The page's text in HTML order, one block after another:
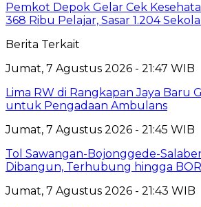
Pemkot Depok Gelar Cek
368 Ribu Pelajar, Sasar 1.204
Berita Terkait
Jumat, 7 Agustus 2026 - 21:47 WIB
Lima RW di Rangkapan Jaya Baru
untuk Pengadaan Ambulans
Jumat, 7 Agustus 2026 - 21:45 WIB
Tol Sawangan-Bojonggede-
Dibangun, Terhubung hingga
Jumat, 7 Agustus 2026 - 21:43 WIB